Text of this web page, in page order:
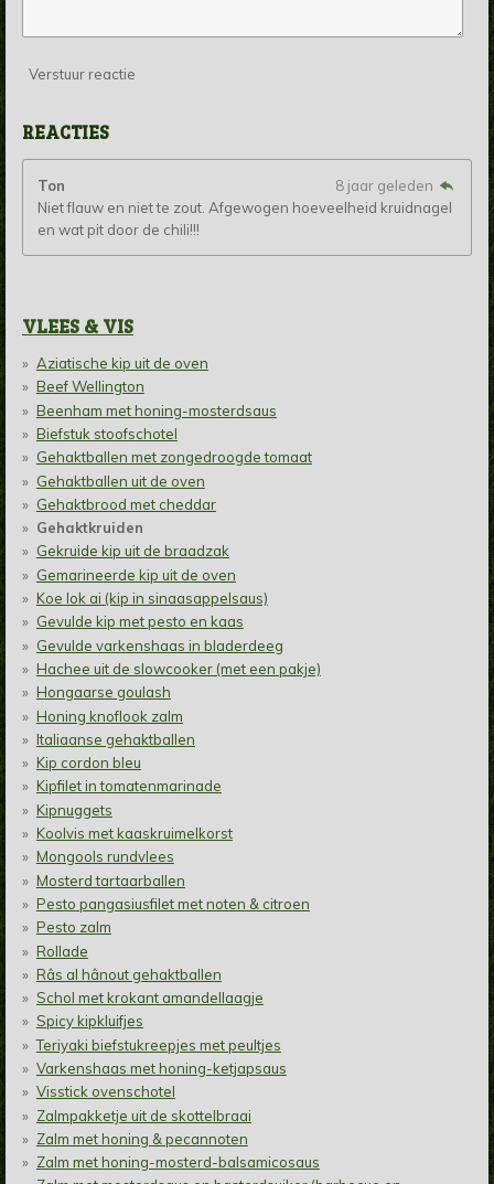
Verstuur reactie
REACTIES
Ton
8 jaar geleden
Niet flauw en niet te zout. Afgewogen hoeveelheid kruidnagel
en wat pit door de chili!!!
VLEES & VIS
Aziatische kip uit de oven
Beef Wellington
Beenham met honing-mosterdsaus
Biefstuk stoofschotel
Gehaktballen met zongedroogde tomaat
Gehaktballen uit de oven
Gehaktbrood met cheddar
Gehaktkruiden
Gekruide kip uit de braadzak
Gemarineerde kip uit de oven
Koe lok ai (kip in sinaasappelsaus)
Gevulde kip met pesto en kaas
Gevulde varkenshaas in bladerdeeg
Hachee uit de slowcooker (met een pakje)
Hongaarse goulash
Honing knoflook zalm
Italiaanse gehaktballen
Kip cordon bleu
Kipfilet in tomatenmarinade
Kipnuggets
Koolvis met kaaskruimelkorst
Mongools rundvlees
Mosterd tartaarballen
Pesto pangasiusfilet met noten & citroen
Pesto zalm
Rollade
Râs al hânout gehaktballen
Schol met krokant amandellaagje
Spicy kipkluifjes
Teriyaki biefstukreepjes met peultjes
Varkenshaas met honing-ketjapsaus
Visstick ovenschotel
Zalmpakketje uit de skottelbraai
Zalm met honing & pecannoten
Zalm met honing-mosterd-balsamicosaus